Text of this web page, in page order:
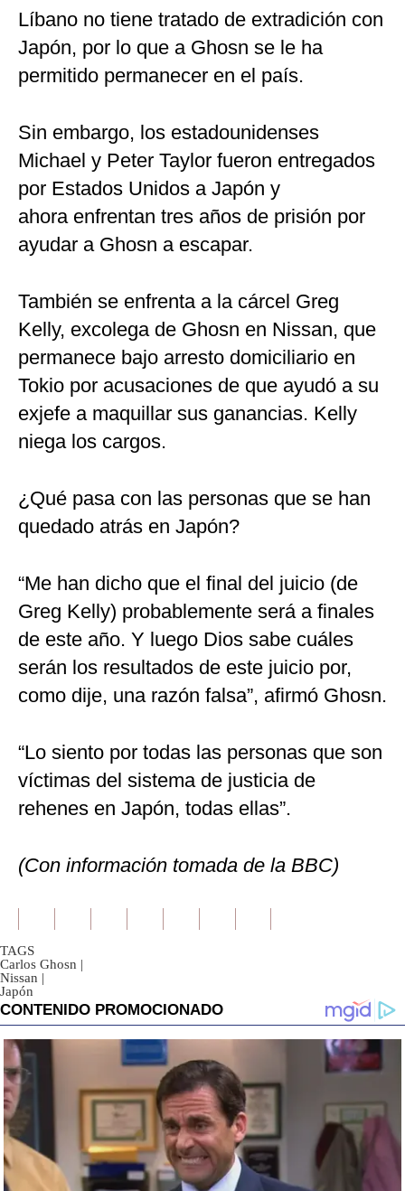
Líbano no tiene tratado de extradición con
Japón, por lo que a Ghosn se le ha
permitido permanecer en el país.
Sin embargo, los estadounidenses
Michael y Peter Taylor fueron entregados
por Estados Unidos a Japón y
ahora enfrentan tres años de prisión por
ayudar a Ghosn a escapar.
También se enfrenta a la cárcel Greg
Kelly, excolega de Ghosn en Nissan, que
permanece bajo arresto domiciliario en
Tokio por acusaciones de que ayudó a su
exjefe a maquillar sus ganancias. Kelly
niega los cargos.
¿Qué pasa con las personas que se han
quedado atrás en Japón?
“Me han dicho que el final del juicio (de
Greg Kelly) probablemente será a finales
de este año. Y luego Dios sabe cuáles
serán los resultados de este juicio por,
como dije, una razón falsa”, afirmó Ghosn.
“Lo siento por todas las personas que son
víctimas del sistema de justicia de
rehenes en Japón, todas ellas”.
(Con información tomada de la BBC)
TAGS
Carlos Ghosn |
Nissan |
Japón